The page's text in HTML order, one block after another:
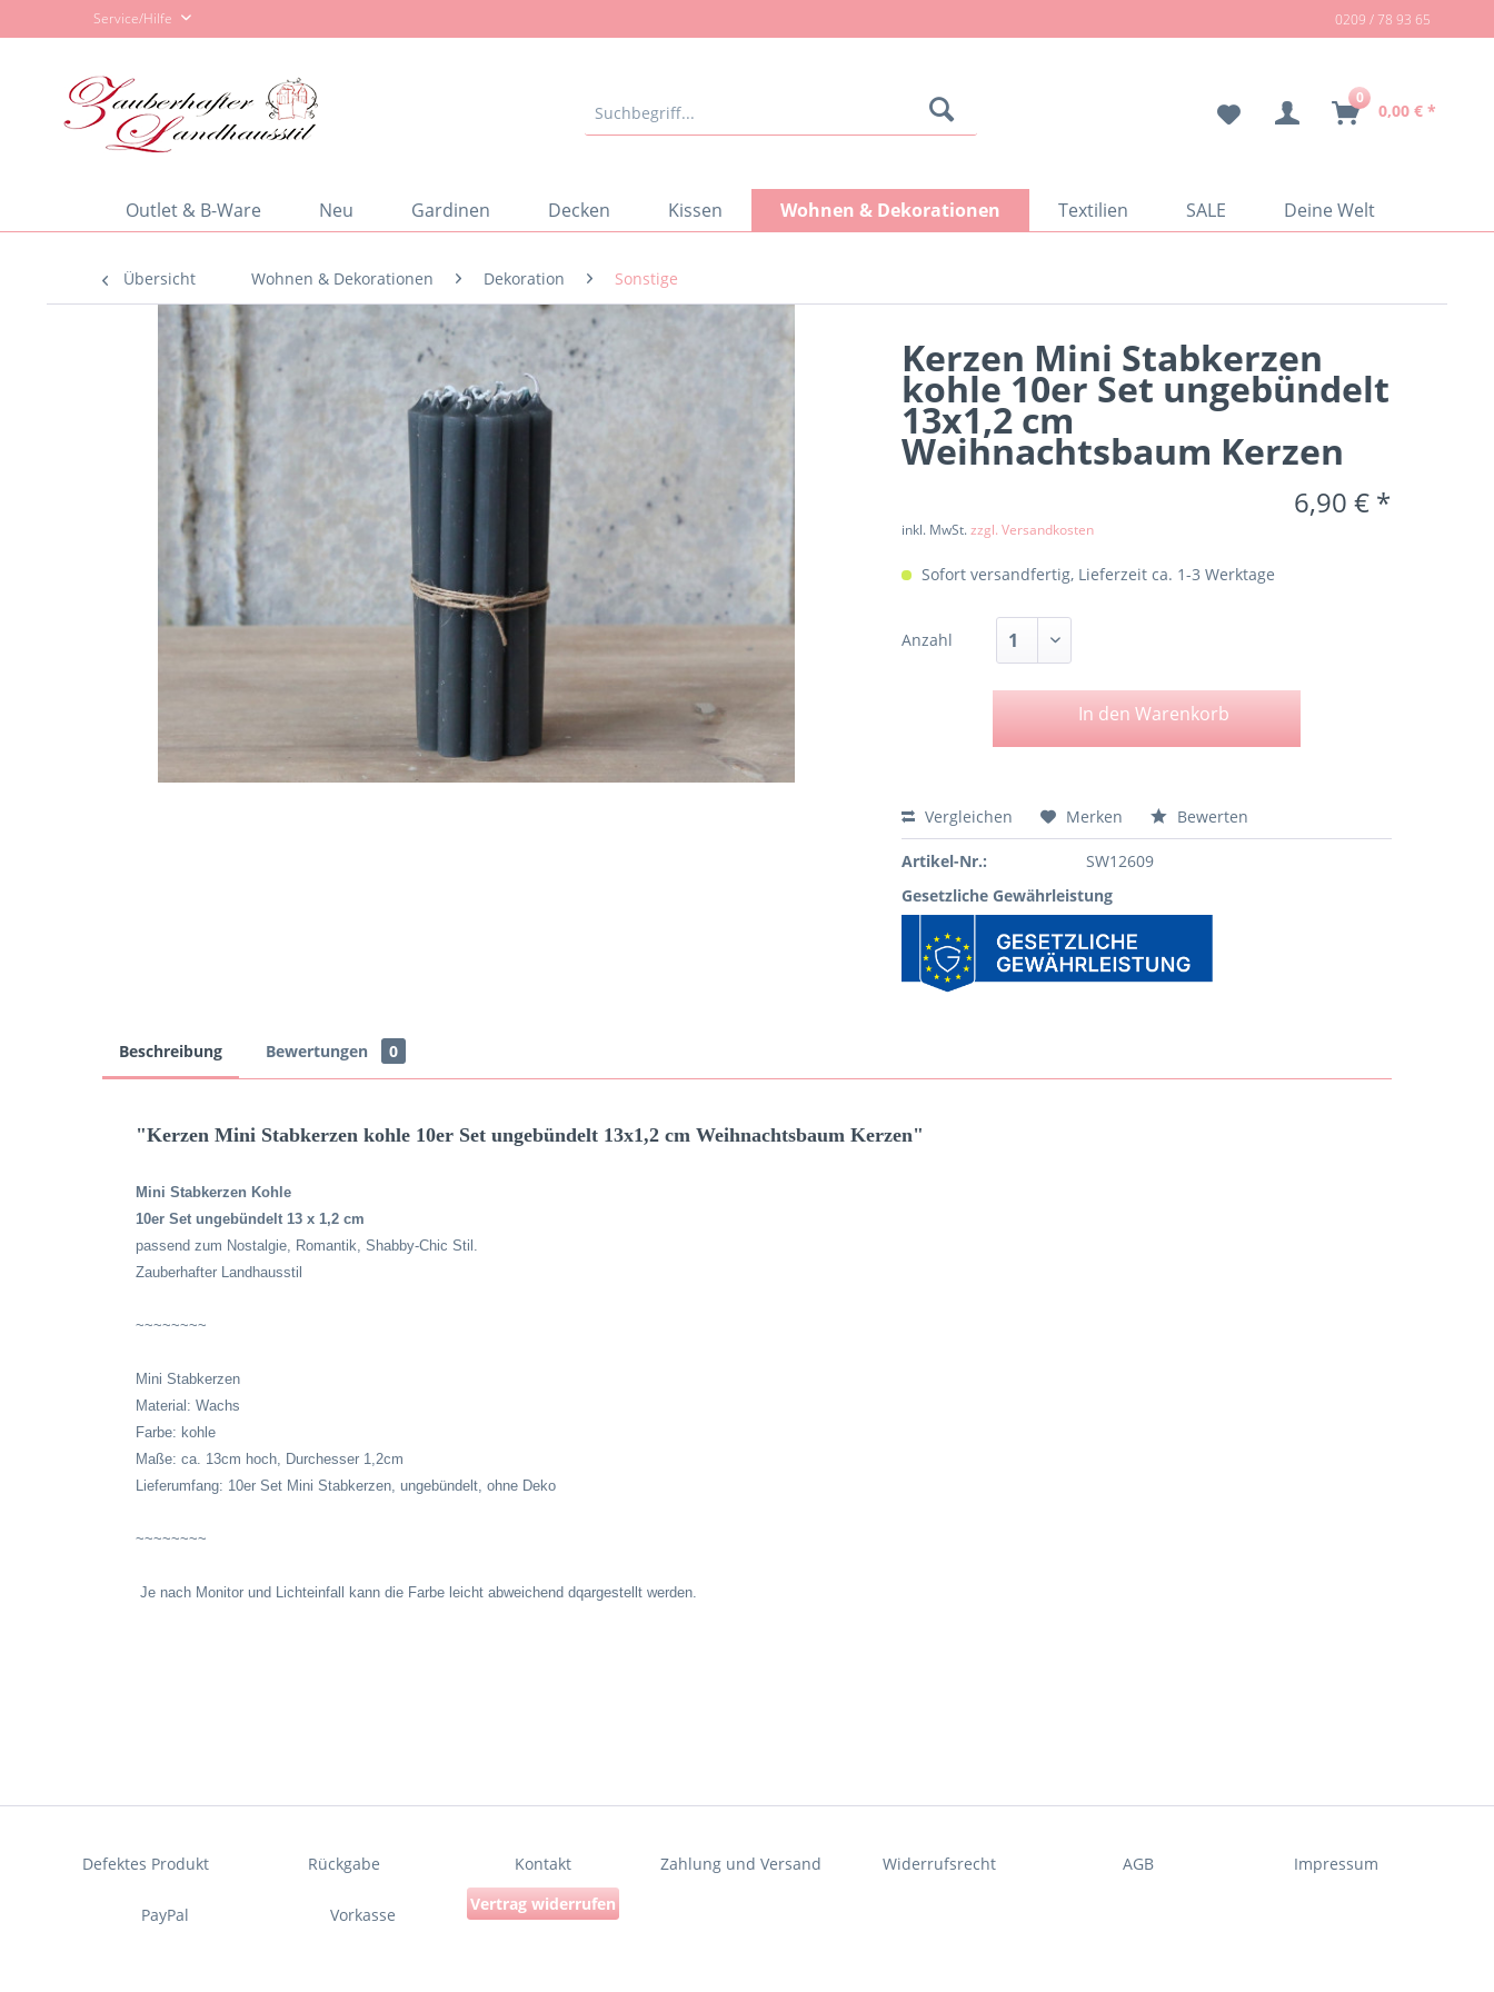
Service/Hilfe 0209 / 78 93 65
0
0,00 € *
Outlet & B-Ware Neu Gardinen Decken Kissen Wohnen & Dekorationen Textilien SALE Deine Welt
Übersicht Wohnen & Dekorationen Dekoration Sonstige
Kerzen Mini Stabkerzen
kohle 10er Set ungebündelt
13x1,2 cm
Weihnachtsbaum Kerzen
6,90 € *
inkl. MwSt.zzgl. Versandkosten
Sofort versandfertig, Lieferzeit ca. 1-3 Werktage
Anzahl
In den Warenkorb
Vergleichen Merken Bewerten
Artikel-Nr.:
SW12609
Gesetzliche Gewährleistung
Beschreibung Bewertungen 0
"Kerzen Mini Stabkerzen kohle 10er Set ungebündelt 13x1,2 cm Weihnachtsbaum Kerzen"
Mini Stabkerzen Kohle
10er Set ungebündelt 13 x 1,2 cm
passend zum Nostalgie, Romantik, Shabby-Chic Stil.
Zauberhafter Landhausstil
~~~~~~~~
Mini Stabkerzen
Material: Wachs
Farbe: kohle
Maße: ca. 13cm hoch, Durchesser 1,2cm
Lieferumfang: 10er Set Mini Stabkerzen, ungebündelt, ohne Deko
~~~~~~~~
Je nach Monitor und Lichteinfall kann die Farbe leicht abweichend dqargestellt werden.
Defektes Produkt Rückgabe Kontakt Zahlung und Versand Widerrufsrecht AGB Impressum
PayPal Vorkasse
Vertrag widerrufen